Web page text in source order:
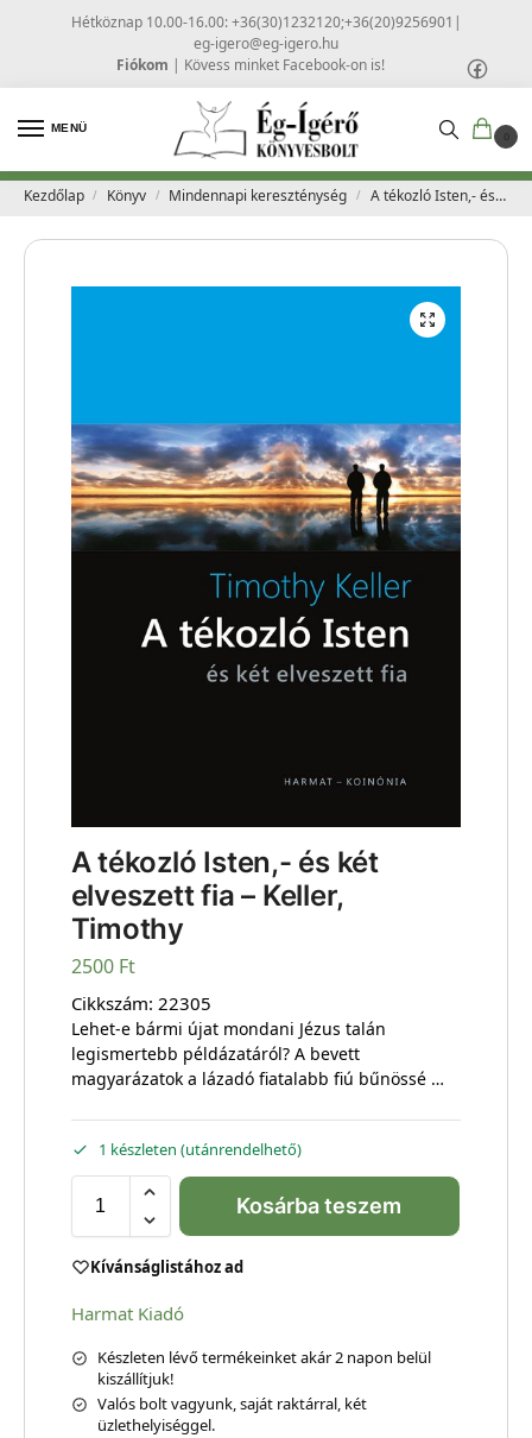
Hétköznap 10.00-16.00: +36(30)1232120;+36(20)9256901 |
eg-igero@eg-igero.hu
Fiókom | Kövess minket Facebook-on is!
MENÜ
0
Kezdőlap / Könyv / Mindennapi kereszténység / A tékozló Isten,- és két elveszett fia – Keller, Timothy
A tékozló Isten,- és két
elveszett fia – Keller,
Timothy
2500 Ft
Cikkszám: 22305
Lehet-e bármi újat mondani Jézus talán
legismertebb példázatáról? A bevett
magyarázatok a lázadó fiatalabb fiú bűnössé …
1 készleten (utánrendelhető)
Kosárba teszem
Kívánságlistához ad
Harmat Kiadó
Készleten lévő termékeinket akár 2 napon belül
kiszállítjuk!
Valós bolt vagyunk, saját raktárral, két
üzlethelyiséggel.